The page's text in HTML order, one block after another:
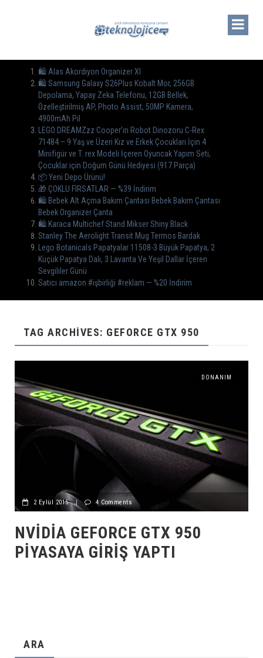
🛍️ Alas Akordiyon Organizer Xl
🛍 Samsung Galaxy S26Plus Kobalt Mor, 256GB
Depolama, Yapay Zeka Telefonu, 12GB Bellek,
Özelleştirilmiş AP, Photo Assist, 50MP Kamera,
4900mAh Pil
LEGO DREAMZzz Cooper’ın Robot Dinozoru C-Rex
71484 – 9 Yaş ve Üzeri Kız ve Erkek Çocukları İçin 4
Minifigür ve T. rex Modeli İçeren Oyuncak Yapım Seti,
Çocuklar için Doğum Günü Hediyesi (917 Parça)
📦 Yeni Depo Ürünü!
🎁 ÇOKLU FIRSATLAR — %39 İndirim
🛍️ Bebek Alt Açma Bakım Çantası Bebek Bakım Çantası
Bebek Organizer Çanta
🛍 Karaca Multichef Stand Mikser Shiny Black
Stanley The Aerolight Transit Mug Termos Bardak
Lego Botanicals Papatyalar 11508-3 Büyük Papatya, 2
Küçük Papatya Dalı, 3 Lavanta Ve Yeşil Dallar İçeren
Sevgililer Günü
Satıcı amazon #işbirliği #reklam — %20 İndirim
TAG ARCHIVES: GEFORCE GTX 950
DONANIM
2 Eylül 2015 | 4 Comments
NVIDIA GEFORCE GTX 950
PIYASAYA GIRIŞ YAPTI
ARA